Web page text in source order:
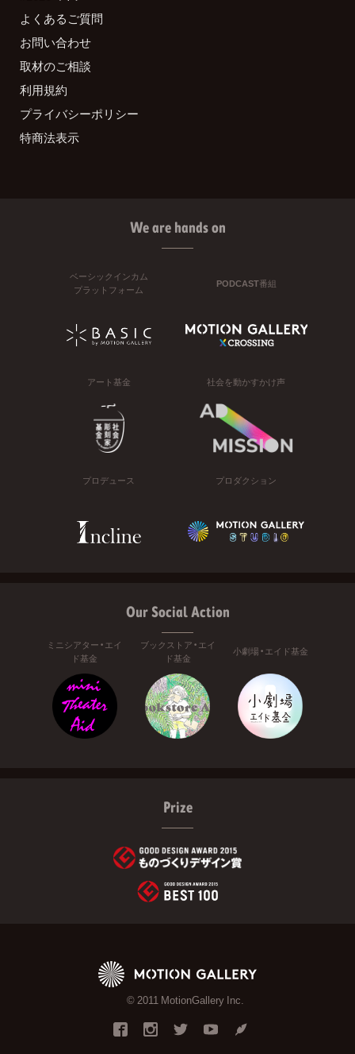
よくあるご質問
お問い合わせ
取材のご相談
利用規約
プライバシーポリシー
特商法表示
We are hands on
ベーシックインカム
プラットフォーム
PODCAST番組
アート基金 社会を動かすかけ声
プロデュース プロダクション
Our Social Action
ミニシアター・エイ
ド基金
ブックストア・エイ
ド基金
小劇場・エイド基金
Prize
© 2011 MotionGallery Inc.